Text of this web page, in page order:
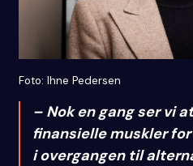
Foto: Ihne Pedersen
– Nok en gang ser vi
finansielle muskler
i overgangen til